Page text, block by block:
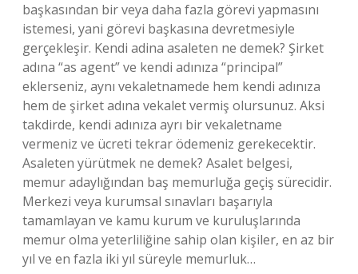
başkasından bir veya daha fazla görevi yapmasını
istemesi, yani görevi başkasına devretmesiyle
gerçekleşir. Kendi adina asaleten ne demek? Şirket
adına “as agent” ve kendi adınıza “principal”
eklerseniz, aynı vekaletnamede hem kendi adınıza
hem de şirket adına vekalet vermiş olursunuz. Aksi
takdirde, kendi adınıza ayrı bir vekaletname
vermeniz ve ücreti tekrar ödemeniz gerekecektir.
Asaleten yürütmek ne demek? Asalet belgesi,
memur adaylığından baş memurluğa geçiş sürecidir.
Merkezi veya kurumsal sınavları başarıyla
tamamlayan ve kamu kurum ve kuruluşlarında
memur olma yeterliliğine sahip olan kişiler, en az bir
yıl ve en fazla iki yıl süreyle memurluk…